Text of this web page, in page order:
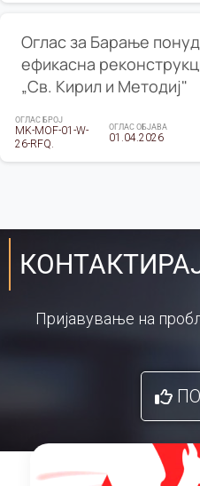
Оглас за Барање
ефикасна
„Св. Кирил и Методиј"
ОГЛАС БРОЈ
MK-MOF-01-W-
26-RFQ.
ОГЛАС ОБЈАВА
01.04.2026
Пријавување на